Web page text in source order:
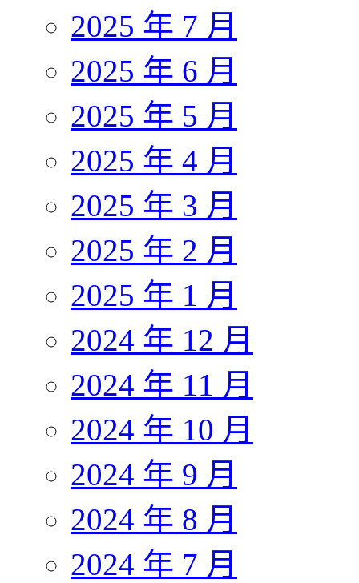
2025 年 7 月
2025 年 6 月
2025 年 5 月
2025 年 4 月
2025 年 3 月
2025 年 2 月
2025 年 1 月
2024 年 12 月
2024 年 11 月
2024 年 10 月
2024 年 9 月
2024 年 8 月
2024 年 7 月